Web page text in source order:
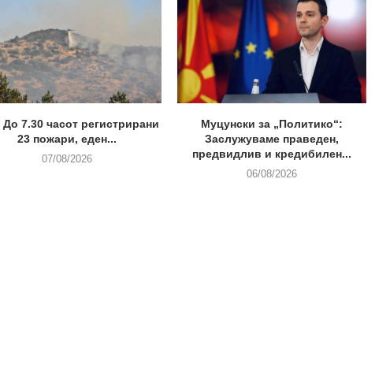
7.30 часот регистрирани
23 пожари, еден...
07/08/2026
Муцунски за „Политико“:
Заслужуваме праведен,
предвидлив и кредибилен...
06/08/2026